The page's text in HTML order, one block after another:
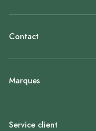
Contact
Marques
Service client